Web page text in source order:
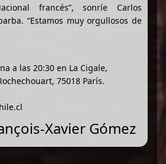
francés”, sonríe Carlos
“Estamos muy orgullosos de
a las 20:30 en La Cigale,
75018 París.
Xavier Gómez